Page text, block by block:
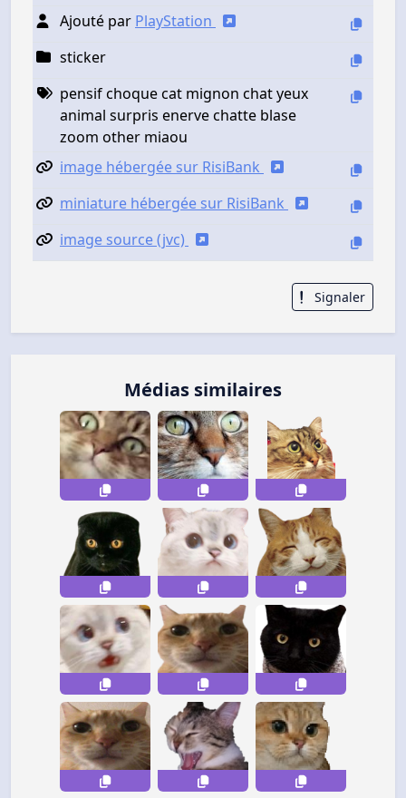
Ajouté par PlayStation
sticker
pensif choque cat mignon chat yeux
animal surpris enerve chatte blase
zoom other miaou
image hébergée sur RisiBank
miniature hébergée sur RisiBank
image source (jvc)
Signaler
Médias similaires